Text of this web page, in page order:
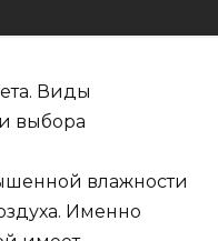
Виды
выбора
влажности
Именно